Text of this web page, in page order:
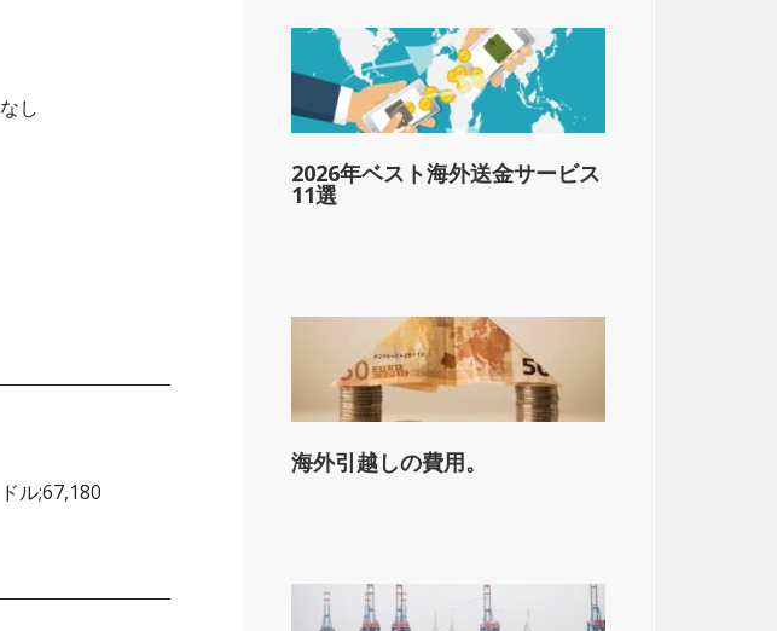
なし
ドル;67,180
2026年ベスト海外送金サービス
11選
海外引越しの費用。